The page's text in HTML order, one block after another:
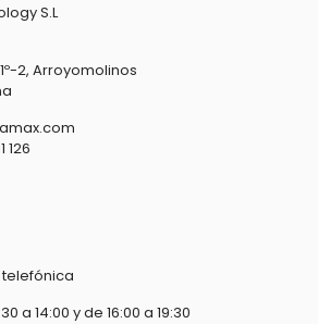
S.L
2, Arroyomolinos
126
a 14:00 y de 16:00 a 19:30